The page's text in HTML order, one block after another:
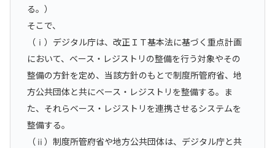
る。）
そこで、
（ⅰ）デジタル庁は、改正ＩＴ基本法に基づく重点計画
において、ベース・レジストリの整備を行う対象やその
整備の方針を定め、当該方針のもとで制度所管府省、地
方公共団体と共にベース・レジストリを整備する。ま
た、それらベース・レジストリを連携させるシステムを
整備する。
（ⅱ）制度所管府省や地方公共団体は、デジタル庁と共